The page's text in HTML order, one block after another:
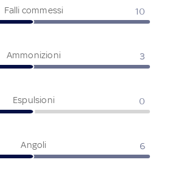
Falli commessi 10
Ammonizioni 3
Espulsioni 0
Angoli 6